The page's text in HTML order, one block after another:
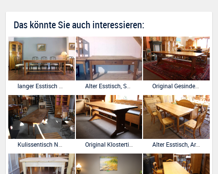
Das könnte Sie auch interessieren:
Alter Esstisch, Schreibtisch, Arbeitstisch
Original Klostertisch Kiefer geölt, sehr stabile Platte.